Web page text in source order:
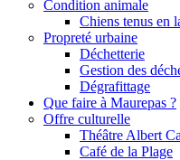
Condition animale
Chiens tenus en
Propreté urbaine
Déchetterie
Gestion des
Dégrafittage
Que faire à Maurepas ?
Offre culturelle
Théâtre Albert
Café de la Plage